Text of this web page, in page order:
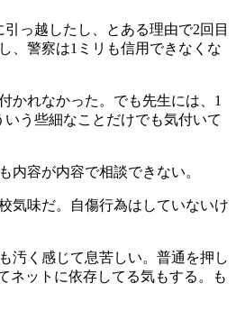
っ越したし、とある理由で2回目
、警察は1ミリも信用できなくな
かれなかった。でも先生には、1
う些細なことだけでも気付いて
容が内容で相談できない。
気味だ。自傷行為はしていないけ
汚く感じて息苦しい。普通を押し
ネットに依存してる気もする。も